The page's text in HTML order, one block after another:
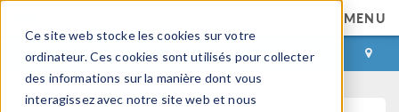
Ce site web stocke les cookies sur votre
ordinateur. Ces cookies sont utilisés pour collecter
des informations sur la manière dont vous
interagissez avec notre site web et nous
MENU
CONNEXION CONTACT